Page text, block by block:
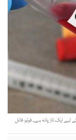
ایک تازیانہ ہے۔ فوٹو: فائل